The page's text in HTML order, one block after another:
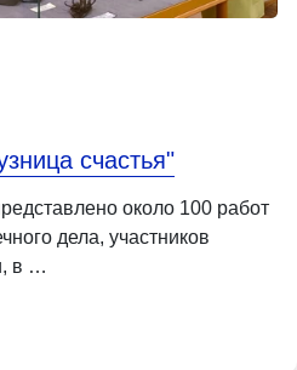
счастья"
около 100 работ
дела, участников
в …